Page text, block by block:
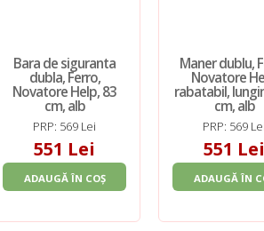
Bara de siguranta
dubla, Ferro,
Novatore Help, 83
cm, alb
PRP: 569 Lei
551 Lei
ADAUGĂ ÎN COȘ
Maner dublu,
Novatore
rabatabil,
cm, alb
PRP: 569 Lei
551 Lei
ADAUGĂ ÎN